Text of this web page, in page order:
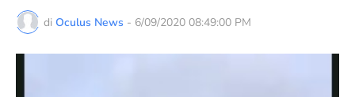
di Oculus News - 6/09/2020 08:49:00 PM